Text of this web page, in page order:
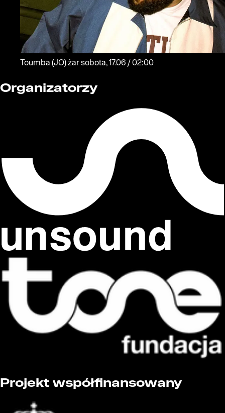
Toumba (JO)żar sobota, 17.06 / 02:00
Organizatorzy
Projekt współfinansowany